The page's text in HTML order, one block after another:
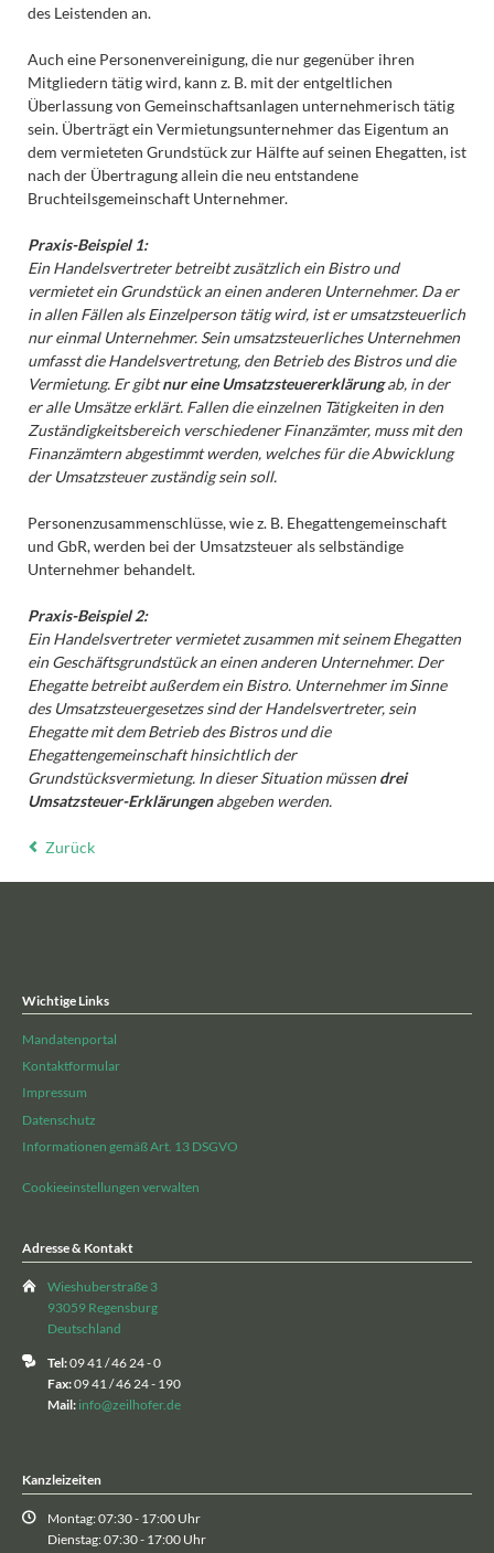
des Leistenden an.
Auch eine Personenvereinigung, die nur gegenüber ihren
Mitgliedern tätig wird, kann z. B. mit der entgeltlichen
Überlassung von Gemeinschaftsanlagen unternehmerisch tätig
sein. Überträgt ein Vermietungsunternehmer das Eigentum an
dem vermieteten Grundstück zur Hälfte auf seinen Ehegatten, ist
nach der Übertragung allein die neu entstandene
Bruchteilsgemeinschaft Unternehmer.
Praxis-Beispiel 1:
Ein Handelsvertreter betreibt zusätzlich ein Bistro und
vermietet ein Grundstück an einen anderen Unternehmer. Da er
in allen Fällen als Einzelperson tätig wird, ist er umsatzsteuerlich
nur einmal Unternehmer. Sein umsatzsteuerliches Unternehmen
umfasst die Handelsvertretung, den Betrieb des Bistros und die
Vermietung. Er gibtnur eine Umsatzsteuererklärungab, in der
er alle Umsätze erklärt. Fallen die einzelnen Tätigkeiten in den
Zuständigkeitsbereich verschiedener Finanzämter, muss mit den
Finanzämtern abgestimmt werden, welches für die Abwicklung
der Umsatzsteuer zuständig sein soll.
Personenzusammenschlüsse, wie z. B. Ehegattengemeinschaft
und GbR, werden bei der Umsatzsteuer als selbständige
Unternehmer behandelt.
Praxis-Beispiel 2:
Ein Handelsvertreter vermietet zusammen mit seinem Ehegatten
ein Geschäftsgrundstück an einen anderen Unternehmer. Der
Ehegatte betreibt außerdem ein Bistro. Unternehmer im Sinne
des Umsatzsteuergesetzes sind der Handelsvertreter, sein
Ehegatte mit dem Betrieb des Bistros und die
Ehegattengemeinschaft hinsichtlich der
Grundstücksvermietung. In dieser Situation müssendrei
Umsatzsteuer-Erklärungenabgeben werden.
Zurück
Wichtige Links
Mandatenportal
Kontaktformular
Impressum
Datenschutz
Informationen gemäß Art. 13 DSGVO
Cookieeinstellungen verwalten
Adresse & Kontakt
Wieshuberstraße 3
93059 Regensburg
Deutschland
Tel:09 41 / 46 24 - 0
Fax:09 41 / 46 24 - 190
Mail: info@zeilhofer.de
Kanzleizeiten
Montag: 07:30 - 17:00 Uhr
Dienstag: 07:30 - 17:00 Uhr